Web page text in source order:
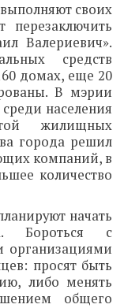
своих
перезаключить
Валериевич».
средств
домах, еще 20
В мэрии
населения
жилищных
города решил
компаний, в
количество
начать
Бороться с
просят быть
либо менять
общего